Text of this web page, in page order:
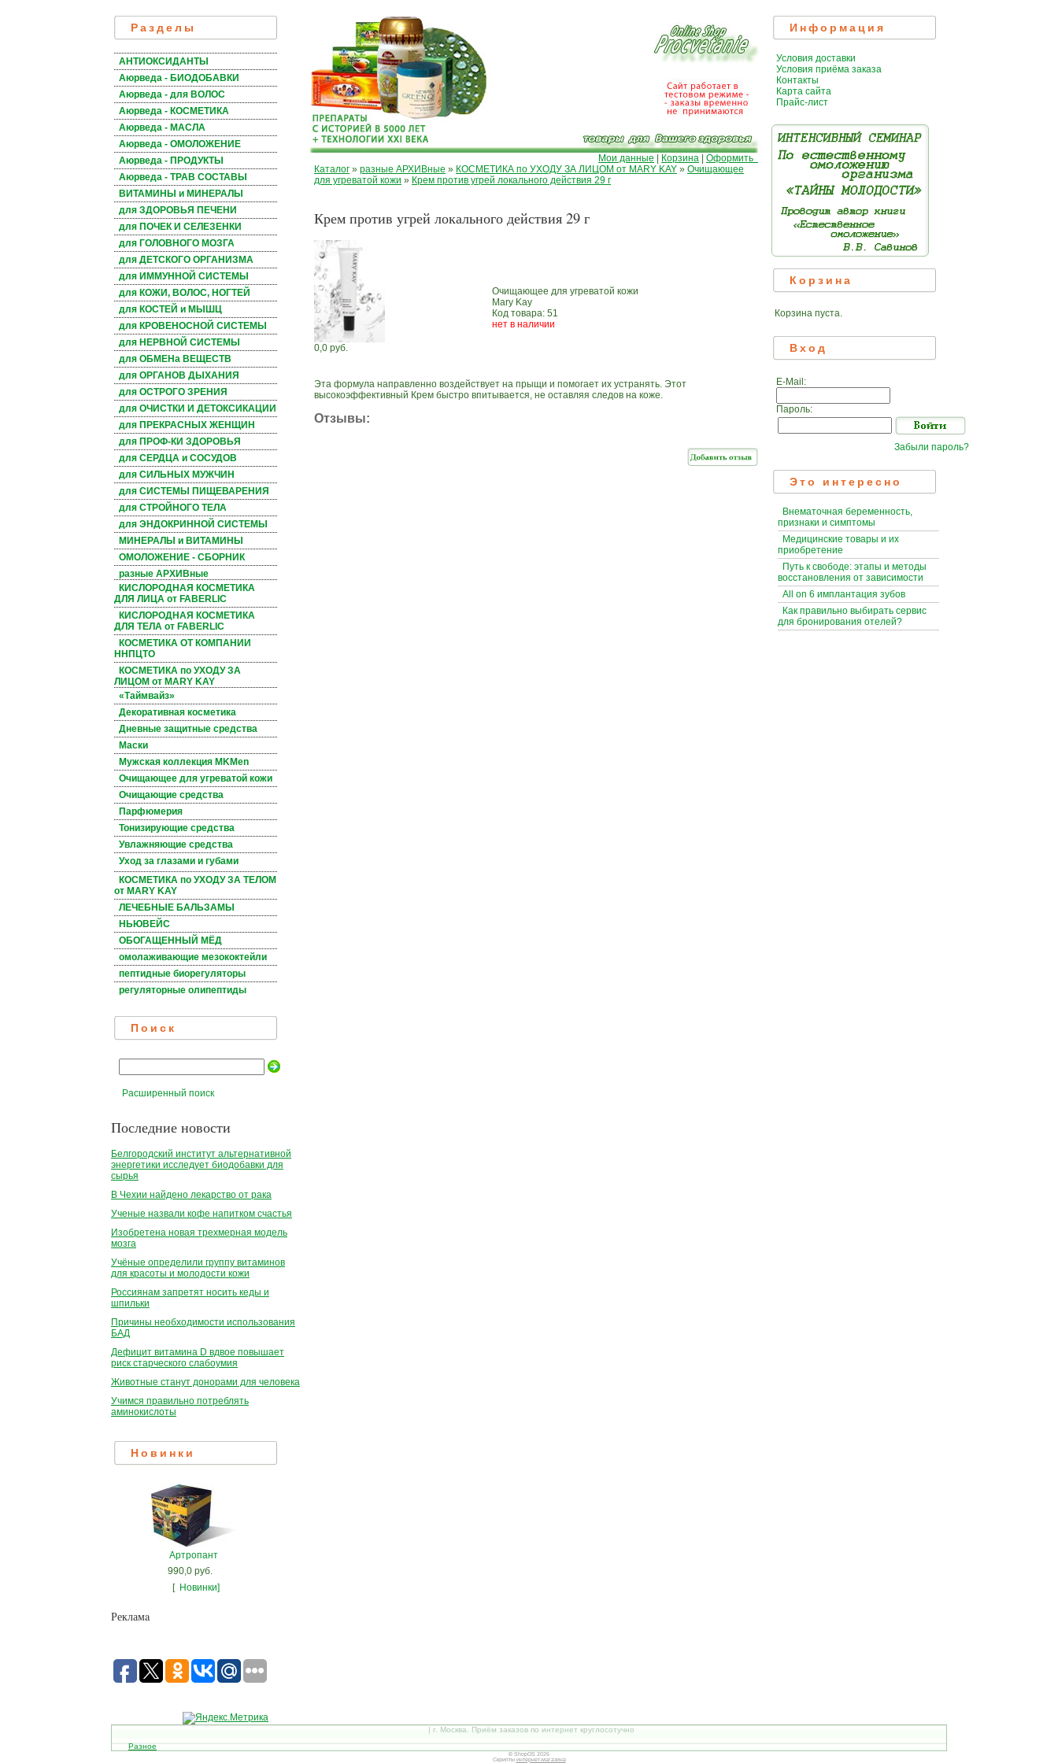
Разделы
АНТИОКСИДАНТЫ
Аюрведа - БИОДОБАВКИ
Аюрведа - для ВОЛОС
Аюрведа - КОСМЕТИКА
Аюрведа - МАСЛА
Аюрведа - ОМОЛОЖЕНИЕ
Аюрведа - ПРОДУКТЫ
Аюрведа - ТРАВ СОСТАВЫ
ВИТАМИНЫ и МИНЕРАЛЫ
для ЗДОРОВЬЯ ПЕЧЕНИ
для ПОЧЕК И СЕЛЕЗЕНКИ
для ГОЛОВНОГО МОЗГА
для ДЕТСКОГО ОРГАНИЗМА
для ИММУННОЙ СИСТЕМЫ
для КОЖИ, ВОЛОС, НОГТЕЙ
для КОСТЕЙ и МЫШЦ
для КРОВЕНОСНОЙ СИСТЕМЫ
для НЕРВНОЙ СИСТЕМЫ
для ОБМЕНа ВЕЩЕСТВ
для ОРГАНОВ ДЫХАНИЯ
для ОСТРОГО ЗРЕНИЯ
для ОЧИСТКИ И ДЕТОКСИКАЦИИ
для ПРЕКРАСНЫХ ЖЕНЩИН
для ПРОФ-КИ ЗДОРОВЬЯ
для СЕРДЦА и СОСУДОВ
для СИЛЬНЫХ МУЖЧИН
для СИСТЕМЫ ПИЩЕВАРЕНИЯ
для СТРОЙНОГО ТЕЛА
для ЭНДОКРИННОЙ СИСТЕМЫ
МИНЕРАЛЫ и ВИТАМИНЫ
ОМОЛОЖЕНИЕ - СБОРНИК
разные АРХИВные
КИСЛОРОДНАЯ КОСМЕТИКА
ДЛЯ ЛИЦА от FABERLIC
КИСЛОРОДНАЯ КОСМЕТИКА
ДЛЯ ТЕЛА от FABERLIC
КОСМЕТИКА ОТ КОМПАНИИ
ННПЦТО
КОСМЕТИКА по УХОДУ ЗА
ЛИЦОМ от MARY KAY
«Таймвайз»
Декоративная косметика
Дневные защитные средства
Маски
Мужская коллекция MKMen
Очищающее для угреватой кожи
Очищающие средства
Парфюмерия
Тонизирующие средства
Увлажняющие средства
Уход за глазами и губами
КОСМЕТИКА по УХОДУ ЗА ТЕЛОМ
от MARY KAY
ЛЕЧЕБНЫЕ БАЛЬЗАМЫ
НЬЮВЕЙС
ОБОГАЩЕННЫЙ МЁД
омолаживающие мезококтейли
пептидные биорегуляторы
регуляторные олипептиды
Поиск
Расширенный поиск
Последние новости
Белгородский институт альтернативной
энергетики исследует биодобавки для
сырья
В Чехии найдено лекарство от рака
Ученые назвали кофе напитком счастья
Изобретена новая трехмерная модель
мозга
Учёные определили группу витаминов
для красоты и молодости кожи
Россиянам запретят носить кеды и
шпильки
Причины необходимости использования
БАД
Дефицит витамина D вдвое повышает
риск старческого слабоумия
Животные станут донорами для человека
Учимся правильно потреблять
аминокислоты
Новинки
Артропант
990,0 руб.
[ Новинки]
Рекламa
Мои данные Корзина
Оформить
Каталог » разные АРХИВные » КОСМЕТИКА по УХОДУ ЗА ЛИЦОМ от MARY KAY » Очищающее
для угреватой кожи » Крем против угрей локального действия 29 г
Крем против угрей локального действия 29 г
0,0 руб.
Очищающее для угреватой кожи
Mary Kay
Код товара: 51
нет в наличии
Эта формула направленно воздействует на прыщи и помогает их устранять. Этот
высокоэффективный Крем быстро впитывается, не оставляя следов на коже.
Отзывы:
Информация
Условия доставки
Условия приёма заказа
Контакты
Карта сайта
Прайс-лист
Корзина
Корзина пуста.
Вход
E-Mail:
Пароль:
Забыли пароль?
Это интересно
Внематочная беременность,
признаки и симптомы
Медицинские товары и их
приобретение
Путь к свободе: этапы и методы
восстановления от зависимости
All on 6 имплантация зубов
Как правильно выбирать сервис
для бронирования отелей?
| г. Москва. Приём заказов по интернет круглосотучно
Разное
© ShopOS 2026
Скрипты интернет-магазина